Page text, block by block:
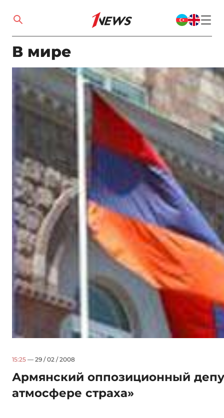
В мире
15:25 — 29 / 02 / 2008
Армянский оппозиционный
атмосфере страха»